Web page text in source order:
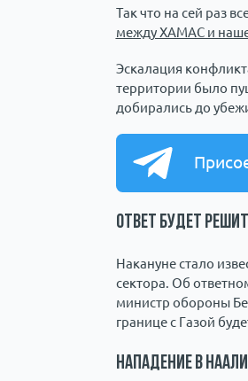
Так что на сей раз
между ХАМАС и
Эскалация
территории было
добирались до
Ответ будет
Накануне стало
сектора. Об
министр обороны
границе с Газой
Нападение в